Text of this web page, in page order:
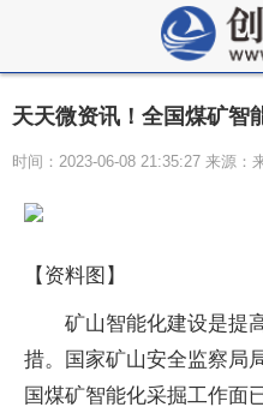
天天微资讯！全国煤矿智
时间：2023-06-08 21:35:27 来源：
【资料图】
矿山智能化建设是提
措。国家矿山安全监察局
国煤矿智能化采掘工作面